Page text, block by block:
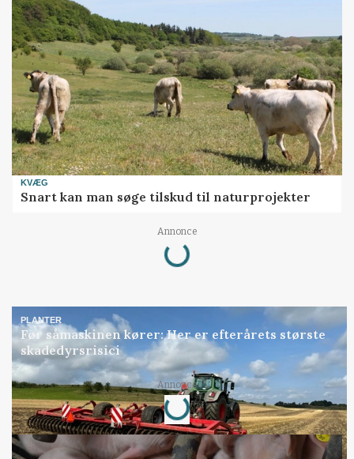
KVÆG
Snart kan man søge tilskud til naturprojekter
Annonce
Loading...
PLANTER
Før såmaskinen kører: Her er efterårets største
skadedyrsrisici
Annonce
Loading...